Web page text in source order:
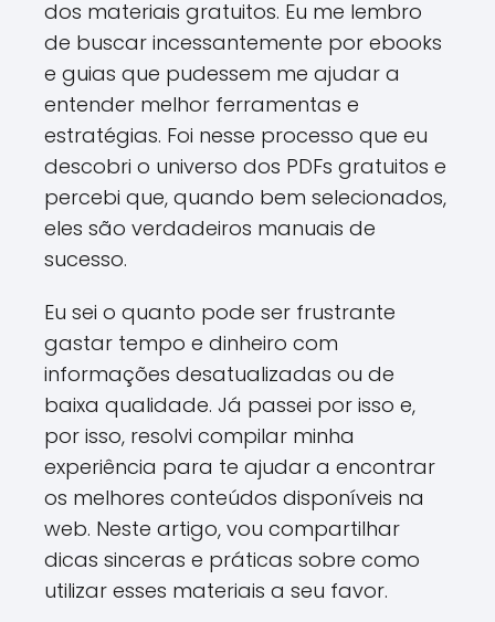
dos materiais gratuitos. Eu me lembro
de buscar incessantemente por ebooks
e guias que pudessem me ajudar a
entender melhor ferramentas e
estratégias. Foi nesse processo que eu
descobri o universo dos PDFs gratuitos e
percebi que, quando bem selecionados,
eles são verdadeiros manuais de
sucesso.
Eu sei o quanto pode ser frustrante
gastar tempo e dinheiro com
informações desatualizadas ou de
baixa qualidade. Já passei por isso e,
por isso, resolvi compilar minha
experiência para te ajudar a encontrar
os melhores conteúdos disponíveis na
web. Neste artigo, vou compartilhar
dicas sinceras e práticas sobre como
utilizar esses materiais a seu favor.